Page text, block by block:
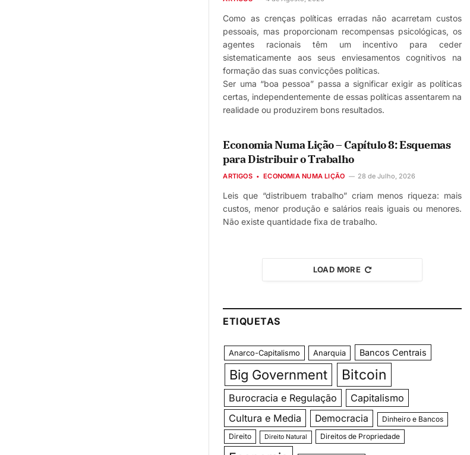
Como as crenças políticas erradas não acarretam custos
pessoais, mas proporcionam recompensas psicológicas, os
agentes racionais têm um incentivo para ceder
sistematicamente aos seus enviesamentos cognitivos na
formação das suas convicções políticas.
Ser uma “boa pessoa” passa a significar exigir as políticas
certas, independentemente de essas políticas assentarem na
realidade ou produzirem bons resultados.
Economia Numa Lição – Capítulo 8: Esquemas
para Distribuir o Trabalho
ARTIGOS ECONOMIA NUMA LIÇÃO 28 de Julho, 2026
Leis que “distribuem trabalho” criam menos riqueza: mais
custos, menor produção e salários reais iguais ou menores.
Não existe quantidade fixa de trabalho.
LOAD MORE
ETIQUETAS
Anarco-Capitalismo Anarquia Bancos Centrais
Big Government Bitcoin
Burocracia e Regulação
Capitalismo
Cultura e Media
Democracia
Dinheiro e Bancos
Direito
Direito Natural Direitos de Propriedade